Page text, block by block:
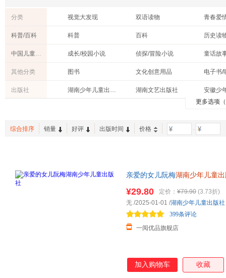
分类 视觉大发现 双语读物 青春爱
科普/百科 科普 百科 历史读
中国儿童文学 成长/校园小说 侦探/冒险小说
童话故
传统文化
动物小说
传记文
其他分类 图书 文化创意用品 电子书/
出版社 湖南少年儿童出版社
湖南文艺出版社
湖南美
江苏凤凰少年儿童出版社
湖南大学出版社
北京教育出版社
浙江文艺出版社
山东教育出版社
新疆美术摄影出版社
吉林教育出版社
上海文艺出版社
北京科学技术出版社
上海教
机械工业出版社
人民卫
更多选项
综合排序 销量 好评 出版时间 价格 -
亲爱的女儿阮梅湖南少年儿童
¥29.80 定价： ¥79.90 (3.73折)
一阅优品旗舰店
399条评论
无 /2025-01-01 /湖南少年儿童出版社
加入购物车 收藏